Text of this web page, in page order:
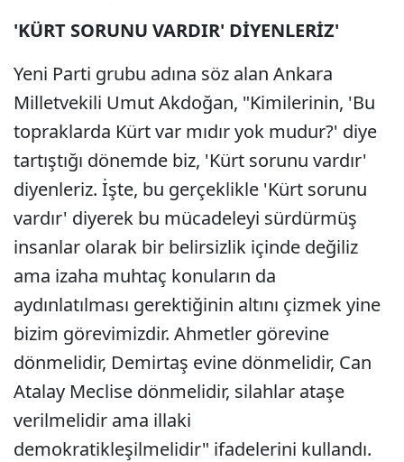
'KÜRT SORUNU VARDIR' DİYENLERİZ'
Yeni Parti grubu adına söz alan Ankara
Milletvekili Umut Akdoğan, "Kimilerinin, 'Bu
topraklarda Kürt var mıdır yok mudur?' diye
tartıştığı dönemde biz, 'Kürt sorunu vardır'
diyenleriz. İşte, bu gerçeklikle 'Kürt sorunu
vardır' diyerek bu mücadeleyi sürdürmüş
insanlar olarak bir belirsizlik içinde değiliz
ama izaha muhtaç konuların da
aydınlatılması gerektiğinin altını çizmek yine
bizim görevimizdir. Ahmetler görevine
dönmelidir, Demirtaş evine dönmelidir, Can
Atalay Meclise dönmelidir, silahlar ataşe
verilmelidir ama illaki
demokratikleşilmelidir" ifadelerini kullandı.